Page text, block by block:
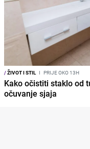
/ŽIVOT I STIL I PRIJE OKO 13H
Kako očistiti staklo od
očuvanje sjaja